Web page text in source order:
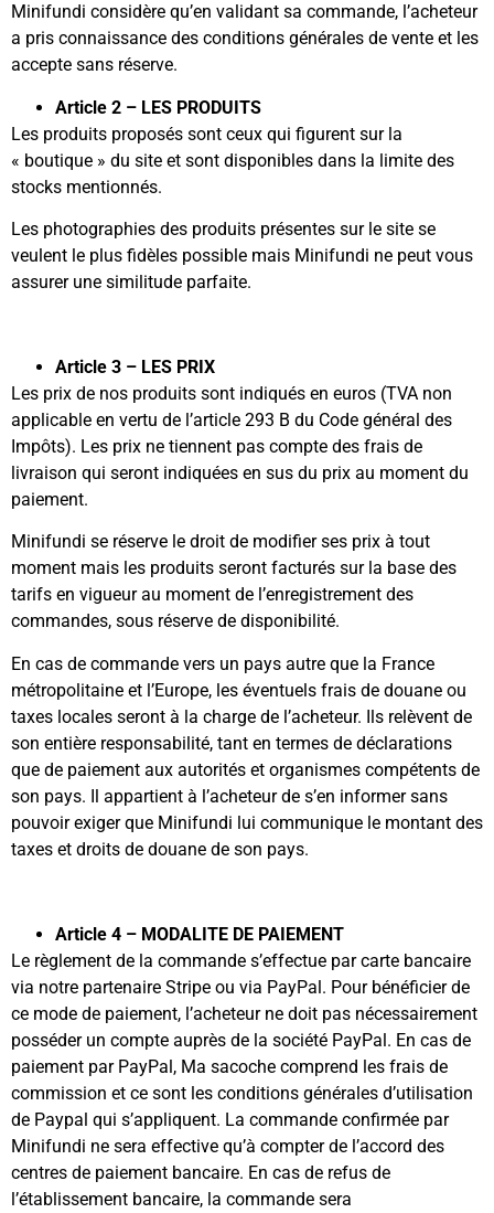
Minifundi considère qu’en validant sa commande, l’acheteur
a pris connaissance des conditions générales de vente et les
accepte sans réserve.
Article 2 – LES PRODUITS
Les produits proposés sont ceux qui figurent sur la
« boutique » du site et sont disponibles dans la limite des
stocks mentionnés.
Les photographies des produits présentes sur le site se
veulent le plus fidèles possible mais Minifundi ne peut vous
assurer une similitude parfaite.
Article 3 – LES PRIX
Les prix de nos produits sont indiqués en euros (TVA non
applicable en vertu de l’article 293 B du Code général des
Impôts). Les prix ne tiennent pas compte des frais de
livraison qui seront indiquées en sus du prix au moment du
paiement.
Minifundi se réserve le droit de modifier ses prix à tout
moment mais les produits seront facturés sur la base des
tarifs en vigueur au moment de l’enregistrement des
commandes, sous réserve de disponibilité.
En cas de commande vers un pays autre que la France
métropolitaine et l’Europe, les éventuels frais de douane ou
taxes locales seront à la charge de l’acheteur. Ils relèvent de
son entière responsabilité, tant en termes de déclarations
que de paiement aux autorités et organismes compétents de
son pays. Il appartient à l’acheteur de s’en informer sans
pouvoir exiger que Minifundi lui communique le montant des
taxes et droits de douane de son pays.
Article 4 – MODALITE DE PAIEMENT
Le règlement de la commande s’effectue par carte bancaire
via notre partenaire Stripe ou via PayPal. Pour bénéficier de
ce mode de paiement, l’acheteur ne doit pas nécessairement
posséder un compte auprès de la société PayPal. En cas de
paiement par PayPal, Ma sacoche comprend les frais de
commission et ce sont les conditions générales d’utilisation
de Paypal qui s’appliquent. La commande confirmée par
Minifundi ne sera effective qu’à compter de l’accord des
centres de paiement bancaire. En cas de refus de
l’établissement bancaire, la commande sera